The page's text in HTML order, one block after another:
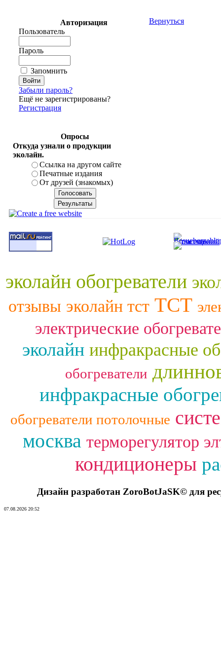
Авторизация
Пользователь
Пароль
Запомнить
Забыли пароль?
Ещё не зарегистрированы?
Регистрация
Опросы
Откуда узнали о продукции
эколайн.
Ссылка на другом сайте
Печатные издания
От друзей (знакомых)
Вернуться
эколайн обогреватели
отзывы эколайн тст ТСТ
электрические
эколайн инфракрасные
обогреватели
инфракрасные
обогреватели потолочные
москва терморегулятор
кондиционеры
Дизайн разработан ZoroBotJaSK© для
07.08.2026 20:52